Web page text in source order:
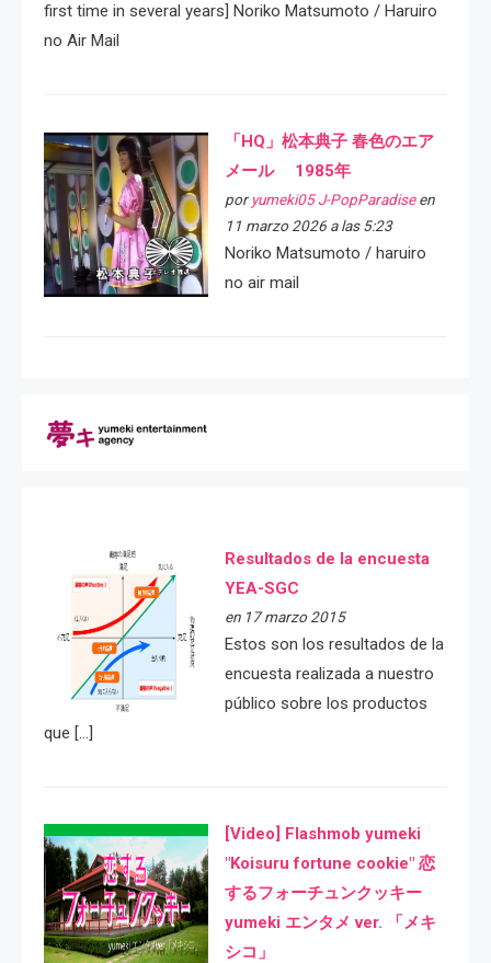
first time in several years] Noriko Matsumoto / Haruiro
no Air Mail
「HQ」松本典子 春色のエア
メール 1985年
por yumeki05 J-PopParadiseen
11 marzo 2026 a las 5:23
Noriko Matsumoto / haruiro
no air mail
Resultados de la encuesta
YEA-SGC
en 17 marzo 2015
Estos son los resultados de la
encuesta realizada a nuestro
público sobre los productos
que […]
[Video] Flashmob yumeki
"Koisuru fortune cookie" 恋
するフォーチュンクッキー
yumeki エンタメ ver. 「メキ
シコ」